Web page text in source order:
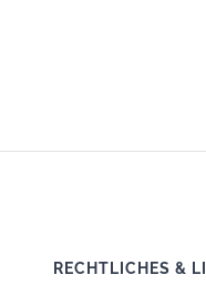
RECHTLICHES &